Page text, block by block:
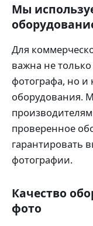
Мы
Для
важна не только
фотографа, но и
оборудования.
проверенное
гарантировать
фотографии.
Качество
фото